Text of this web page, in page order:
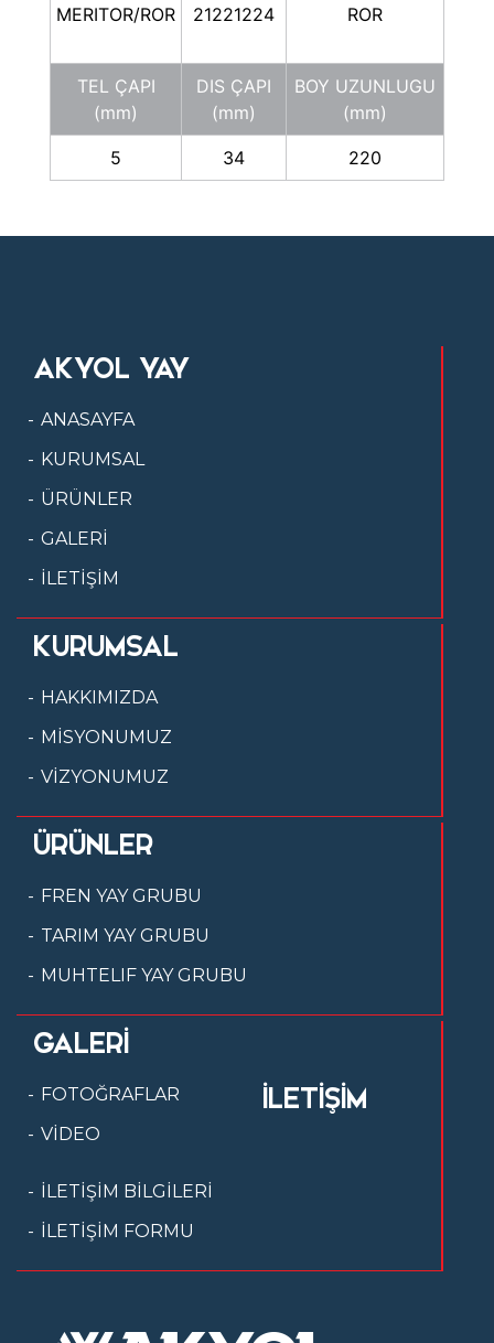
MERITOR/ROR
21221224
ROR
TEL ÇAPI
(mm)
DIS ÇAPI
(mm)
BOY UZUNLUGU
(mm)
5 34 220
AKYOL YAY
ANASAYFA
KURUMSAL
ÜRÜNLER
GALERİ
İLETİŞİM
KURUMSAL
HAKKIMIZDA
MİSYONUMUZ
VİZYONUMUZ
ÜRÜNLER
FREN YAY GRUBU
TARIM YAY GRUBU
MUHTELIF YAY GRUBU
GALERİ
FOTOĞRAFLAR
VİDEO
İLETİŞİM
İLETİŞİM BİLGİLERİ
İLETİŞİM FORMU